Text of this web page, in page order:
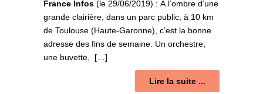
France Infos (le 29/06/2019) : À l’ombre d’une
grande clairière, dans un parc public, à 10 km
de Toulouse (Haute-Garonne), c’est la bonne
adresse des fins de semaine. Un orchestre,
une buvette, […]
Lire la suite ...